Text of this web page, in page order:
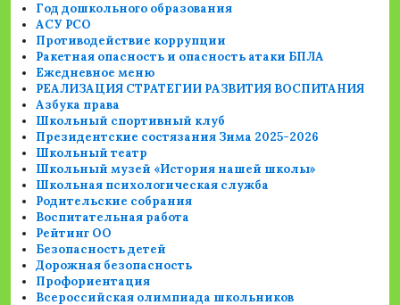
Год дошкольного образования
АСУ РСО
Противодействие коррупции
Ракетная опасность и опасность атаки БПЛА
Ежедневное меню
РЕАЛИЗАЦИЯ СТРАТЕГИИ РАЗВИТИЯ ВОСПИТАНИЯ
Азбука права
Школьный спортивный клуб
Президентские состязания Зима 2025-2026
Школьный театр
Школьный музей «История нашей школы»
Школьная психологическая служба
Родительские собрания
Воспитательная работа
Рейтинг ОО
Безопасность детей
Дорожная безопасность
Профориентация
Всероссийская олимпиада школьников